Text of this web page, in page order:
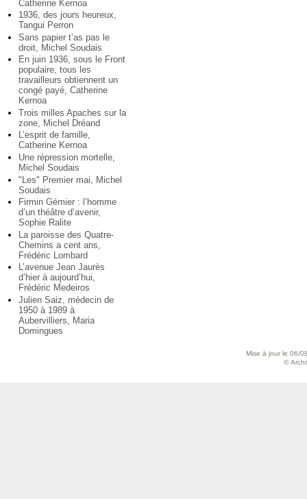
Catherine Kernoa
1936, des jours heureux,
Tangui Perron
Sans papier t’as pas le
droit, Michel Soudais
En juin 1936, sous le Front
populaire, tous les
travailleurs obtiennent un
congé payé, Catherine
Kernoa
Trois milles Apaches sur la
zone, Michel Dréand
L’esprit de famille,
Catherine Kernoa
Une répression mortelle,
Michel Soudais
"Les" Premier mai, Michel
Soudais
Firmin Gémier : l’homme
d’un théâtre d’avenir,
Sophie Ralite
La paroisse des Quatre-
Chemins a cent ans,
Frédéric Lombard
L’avenue Jean Jaurès
d’hier à aujourd’hui,
Frédéric Medeiros
Julien Saiz, médecin de
1950 à 1989 à
Aubervilliers, Maria
Domingues
Mise à jour le 06/
©